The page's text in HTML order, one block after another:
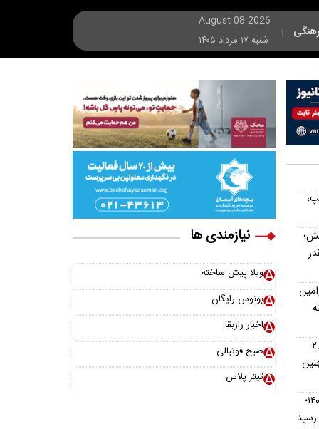
|
August 08 2026
شنبه ۱۷ مرداد ۱۴۰۵
۲.۵
قیمت تیبا کارکرده امروز ۱۶ مرداد ۱۴۰۵؛
نیازمندی ها
ویلا پیش ساخته
بونوس رایگان
اخبار رازبقا
صبح فوتبالی
تیتر پلاس